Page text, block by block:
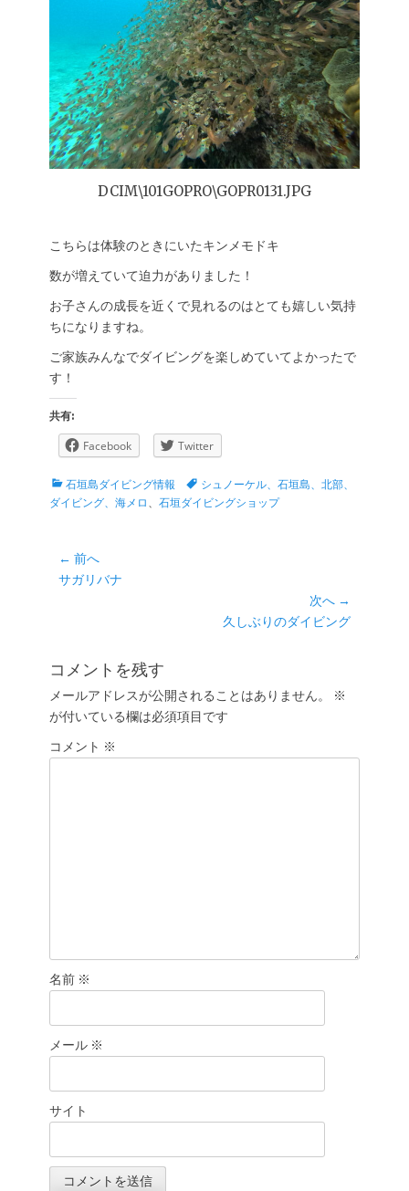
DCIM\101GOPRO\GOPR0131.JPG
こちらは体験のときにいたキンメモドキ
数が増えていて迫力がありました！
お子さんの成長を近くで見れるのはとても嬉しい気持
ちになりますね。
ご家族みんなでダイビングを楽しめていてよかったで
す！
共有:
Facebook Twitter
カ
テ
石垣島ダイビング情報
タ
グ
シュノーケル、石垣島、北部、
ダイビング、海メロ 、 石垣ダイビングショップ
投
稿
ー
シ
ョ
ン
← 前へ
前
サガリバナ
次へ →
投
久しぶりのダイビング
コメントを残す
メールアドレスが公開されることはありません。
※
が付いている欄は必須項目です
コメント ※
名前 ※
メール ※
サイト